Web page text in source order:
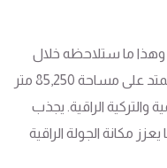
ما ستلاحظه خلال
رحلة مولات اسطنبول الأوروبية، حيث يمتد على مساحة 85,250 متر
العالمية والتركية الراقية. يجذب
مكانة الجولة الراقية